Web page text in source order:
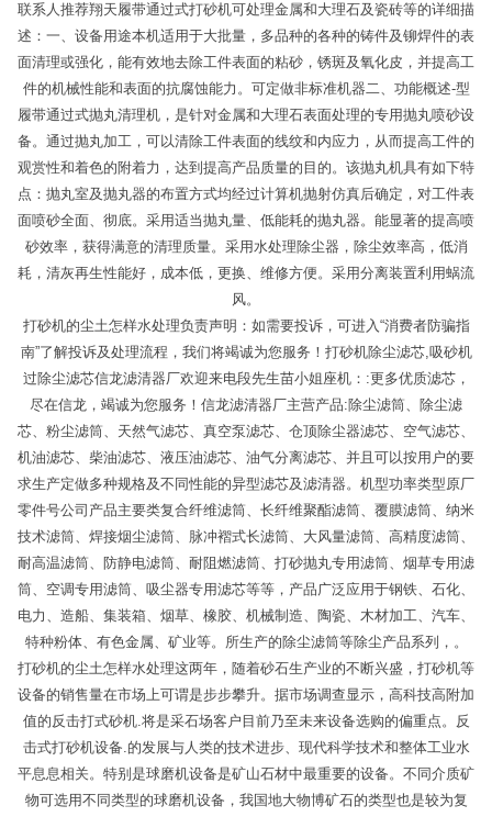
联系人推荐翔天履带通过式打砂机可处理金属和大理石及瓷砖等的详细描
述：一、设备用途本机适用于大批量，多品种的各种的铸件及铆焊件的表
面清理或强化，能有效地去除工件表面的粘砂，锈斑及氧化皮，并提高工
件的机械性能和表面的抗腐蚀能力。可定做非标准机器二、功能概述-型
履带通过式抛丸清理机，是针对金属和大理石表面处理的专用抛丸喷砂设
备。通过抛丸加工，可以清除工件表面的线纹和内应力，从而提高工件的
观赏性和着色的附着力，达到提高产品质量的目的。该抛丸机具有如下特
点：抛丸室及抛丸器的布置方式均经过计算机抛射仿真后确定，对工件表
面喷砂全面、彻底。采用适当抛丸量、低能耗的抛丸器。能显著的提高喷
砂效率，获得满意的清理质量。采用水处理除尘器，除尘效率高，低消
耗，清灰再生性能好，成本低，更换、维修方便。采用分离装置利用蜗流
风。
打砂机的尘土怎样水处理负责声明：如需要投诉，可进入“消费者防骗指
南”了解投诉及处理流程，我们将竭诚为您服务！打砂机除尘滤芯,吸砂机
过除尘滤芯信龙滤清器厂欢迎来电段先生苗小姐座机：:更多优质滤芯，
尽在信龙，竭诚为您服务！信龙滤清器厂主营产品:除尘滤筒、除尘滤
芯、粉尘滤筒、天然气滤芯、真空泵滤芯、仓顶除尘器滤芯、空气滤芯、
机油滤芯、柴油滤芯、液压油滤芯、油气分离滤芯、并且可以按用户的要
求生产定做多种规格及不同性能的异型滤芯及滤清器。机型功率类型原厂
零件号公司产品主要类复合纤维滤筒、长纤维聚酯滤筒、覆膜滤筒、纳米
技术滤筒、焊接烟尘滤筒、脉冲褶式长滤筒、大风量滤筒、高精度滤筒、
耐高温滤筒、防静电滤筒、耐阻燃滤筒、打砂抛丸专用滤筒、烟草专用滤
筒、空调专用滤筒、吸尘器专用滤芯等等，产品广泛应用于钢铁、石化、
电力、造船、集装箱、烟草、橡胶、机械制造、陶瓷、木材加工、汽车、
特种粉体、有色金属、矿业等。所生产的除尘滤筒等除尘产品系列，。
打砂机的尘土怎样水处理这两年，随着砂石生产业的不断兴盛，打砂机等
设备的销售量在市场上可谓是步步攀升。据市场调查显示，高科技高附加
值的反击打式砂机.将是采石场客户目前乃至未来设备选购的偏重点。反
击式打砂机设备.的发展与人类的技术进步、现代科学技术和整体工业水
平息息相关。特别是球磨机设备是矿山石材中最重要的设备。不同介质矿
物可选用不同类型的球磨机设备，我国地大物博矿石的类型也是较为复